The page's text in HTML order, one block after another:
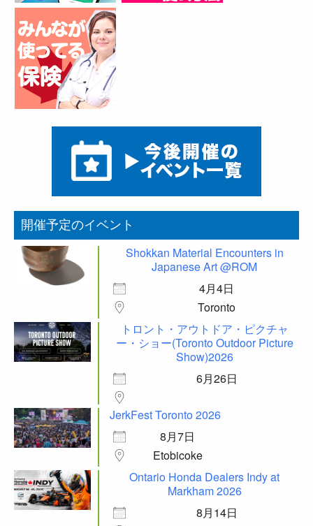
開催予定のイベント
Shokkan Material Encounters in
Japanese Art @ROM
4月4日
Toronto
トロント・アウトドア・ピクチャ
ー・ショー(Toronto Outdoor Picture
Show)2026
6月26日
JerkFest Toronto 2026
8月7日
Etobicoke
Ontario Honda Dealers Indy at
Markham 2026
8月14日